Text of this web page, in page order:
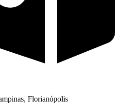
Florianópolis